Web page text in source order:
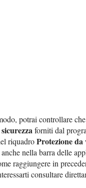
potrai controllare
forniti dal
riquadroProtezione da
nella barra delle
raggiungere in
consultare